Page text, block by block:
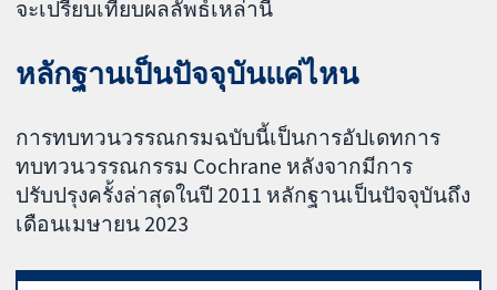
จะเปรียบเทียบผลลัพธ์เหล่านี้
หลักฐานเป็นปัจจุบันแค่ไหน
การทบทวนวรรณกรมฉบับนี้เป็นการอัปเดทการ
ทบทวนวรรณกรรม Cochrane หลังจากมีการ
ปรับปรุงครั้งล่าสุดในปี 2011 หลักฐานเป็นปัจจุบันถึง
เดือนเมษายน 2023